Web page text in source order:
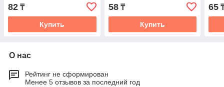
82 ₸
Купить
58₸
Купить
65
О нас
Рейтинг не сформирован
Менее 5 отзывов за последний год